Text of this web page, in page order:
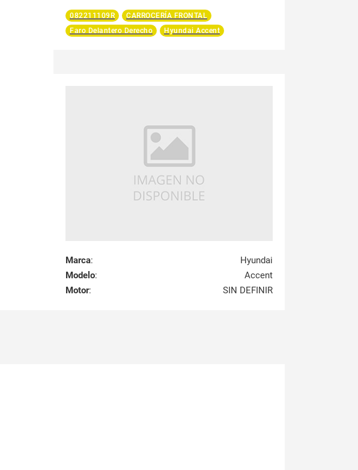
082211109R
CARROCERÍA FRONTAL
Faro Delantero Derecho
Hyundai Accent
Marca:
Hyundai
Modelo:
Accent
Motor: SIN DEFINIR